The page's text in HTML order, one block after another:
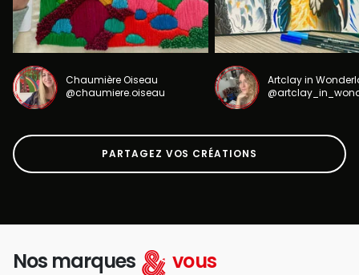
Chaumière Oiseau
@chaumiere.oiseau
Artclay in
PARTAGEZ VOS CRÉATIONS
Nos marques vous